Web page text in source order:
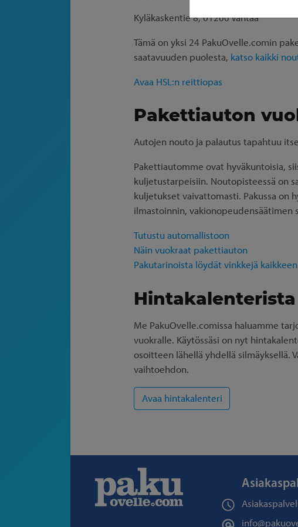
Kyläkaskentie 8, 01200 Vantaa
Tämä on yksi 24 PakuOvelle.comin
saatavuuden puolesta, katso kaikki
Avaa HSL:n reittiopas
Pakettiauton
Autojen nouto ja palautus tapahtuu
Pakettiautomme ovat hyväkuntoisia,
kuljetustarpeisiin. Noutopisteessä on
kuljetukset vaivattomasti. Pakussa on
ilmastoinnin, vakionopeudensäätimen
Tutustu automallistoon
Näin vuokraat pakettiauton
Pakutarinoista löydät vinkkejä
Me PakuOvelle.comissa haluamme
vuokralle. Käytössäsi on nyt
osoitteen lähellä yhdellä silmäyksellä.
vaihtoehdon.